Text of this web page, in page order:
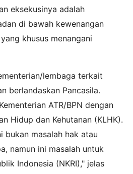
eksekusinya adalah
di bawah kewenangan
khusus menangani
lembaga terkait
berlandaskan Pancasila.
ATR/BPN dengan
Hidup dan Kehutanan (KLHK).
bukan masalah hak atau
namun ini masalah untuk
Indonesia (NKRI)," jelas